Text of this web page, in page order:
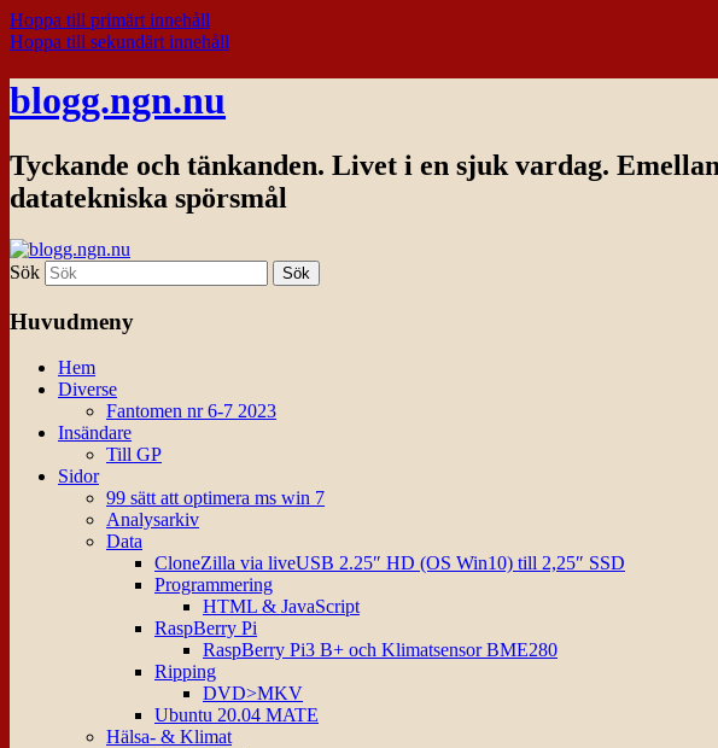
Hoppa till primärt innehåll
Hoppa till sekundärt innehåll
blogg.ngn.nu
Tyckande och tänkanden. Livet i en sjuk vardag.
datatekniska spörsmål
Sök
Huvudmeny
Hem
Diverse
Fantomen nr 6-7 2023
Insändare
Till GP
Sidor
99 sätt att optimera ms win 7
Analysarkiv
Data
CloneZilla via liveUSB 2.25″ HD (OS Win10) till 2,25″ SSD
Programmering
HTML & JavaScript
RaspBerry Pi
RaspBerry Pi3 B+ och Klimatsensor BME280
Ripping
DVD>MKV
Ubuntu 20.04 MATE
Hälsa- & Klimat